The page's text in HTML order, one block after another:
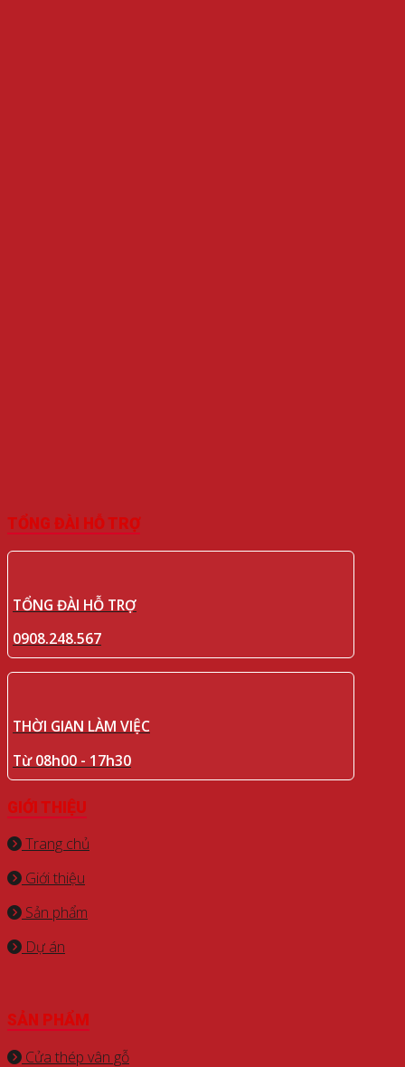
TỔNG ĐÀI HỖ TRỢ
TỔNG ĐÀI HỖ TRỢ
0908.248.567
THỜI GIAN LÀM VIỆC
Từ 08h00 - 17h30
GIỚI THIỆU
Trang chủ
Giới thiệu
Sản phẩm
Dự án
SẢN PHẨM
Cửa thép vân gỗ